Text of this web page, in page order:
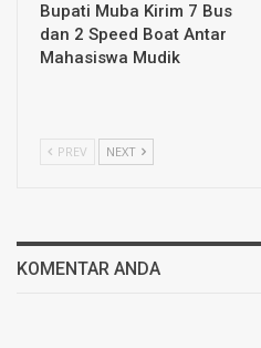
Bupati Muba Kirim 7 Bus
dan 2 Speed Boat Antar
Mahasiswa Mudik
PREV NEXT
KOMENTAR ANDA